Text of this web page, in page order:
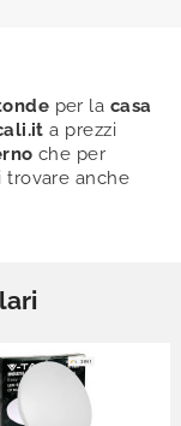
per la casa
a prezzi
che per
trovare anche